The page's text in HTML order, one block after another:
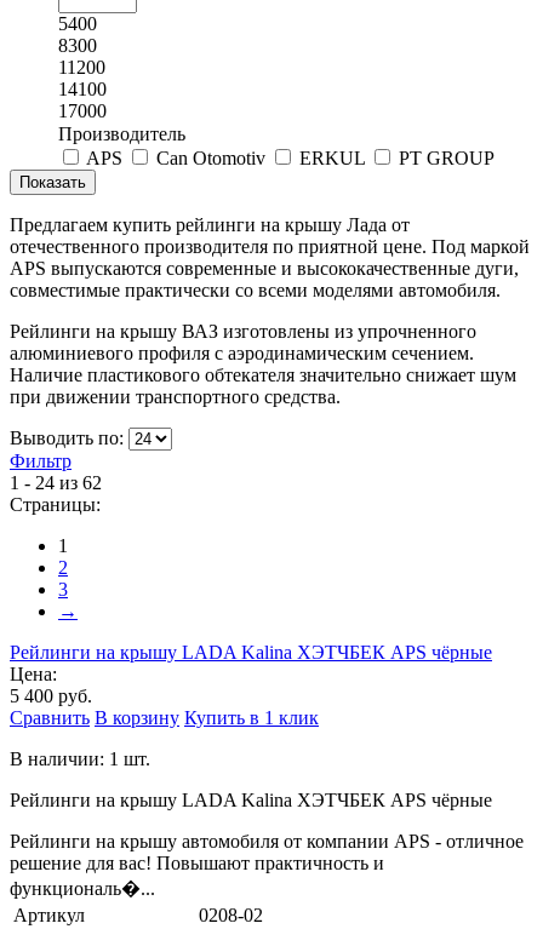
5400
8300
11200
14100
17000
Производитель
APS
Can Otomotiv ERKUL PT GROUP
Предлагаем купить рейлинги на крышу Лада от
отечественного производителя по приятной цене. Под маркой
APS выпускаются современные и высококачественные дуги,
совместимые практически со всеми моделями автомобиля.
Рейлинги на крышу ВАЗ изготовлены из упрочненного
алюминиевого профиля с аэродинамическим сечением.
Наличие пластикового обтекателя значительно снижает шум
при движении транспортного средства.
Выводить по:
Фильтр
1 - 24 из 62
Страницы:
1
2
3
→
Рейлинги на крышу LADA Kalina ХЭТЧБЕК APS чёрные
Цена:
5 400 руб.
Сравнить В корзину Купить в 1 клик
В наличии: 1 шт.
Рейлинги на крышу LADA Kalina ХЭТЧБЕК APS чёрные
Рейлинги на крышу автомобиля от компании APS - отличное
решение для вас! Повышают практичность и
функциональ�...
Артикул
0208-02